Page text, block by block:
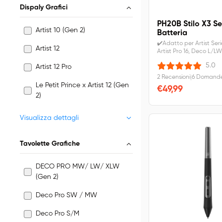
Dispaly Grafici
Artist 10 (Gen 2)
Artist 12
Artist 12 Pro
Le Petit Prince x Artist 12 (Gen
2)
Visualizza dettagli
Tavolette Grafiche
DECO PRO MW/ LW/ XLW
(Gen 2)
Deco Pro SW / MW
Deco Pro S/M
PH20B Stilo X3
Batteria
✔️Adatto per Artist
Artist Pro 16, Deco L/
recente, più precisa, più
più stabile.✔️IVA
5.0
2 Recensioni 6
€49,99